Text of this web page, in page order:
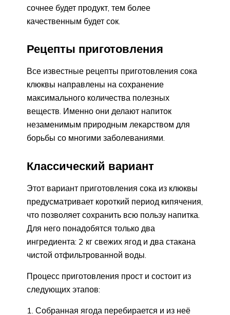
сочнее будет продукт, тем более
качественным будет сок.
Рецепты приготовления
Все известные рецепты приготовления сока
клюквы направлены на сохранение
максимального количества полезных
веществ. Именно они делают напиток
незаменимым природным лекарством для
борьбы со многими заболеваниями.
Классический вариант
Этот вариант приготовления сока из клюквы
предусматривает короткий период кипячения,
что позволяет сохранить всю пользу напитка.
Для него понадобятся только два
ингредиента: 2 кг свежих ягод и два стакана
чистой отфильтрованной воды.
Процесс приготовления прост и состоит из
следующих этапов:
Собранная ягода перебирается и из неё